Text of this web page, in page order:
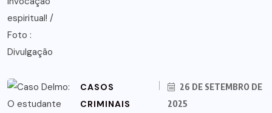
CASOS
CRIMINAIS
26 DE SETEMBRO DE
2025